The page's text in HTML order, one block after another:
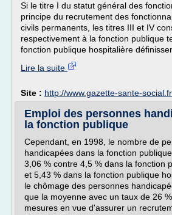
Si le titre I du statut général des
principe du recrutement des
civils permanents, les titres III et IV
respectivement à la fonction publique
fonction publique hospitalière
Lire la suite
Site : http://www.gazette-sante-social.fr
Emploi des personnes
la fonction publique
Cependant, en 1998, le nombre de
handicapées dans la fonction
3,06 % contre 4,5 % dans la fonction
et 5,43 % dans la fonction publique
le chômage des personnes
que la moyenne avec un taux de 26
mesures en vue d'assurer un